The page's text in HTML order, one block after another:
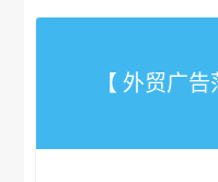
【 外贸广